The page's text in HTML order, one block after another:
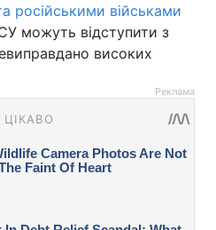
російськими військами
можуть відступити з
високих
Реклама